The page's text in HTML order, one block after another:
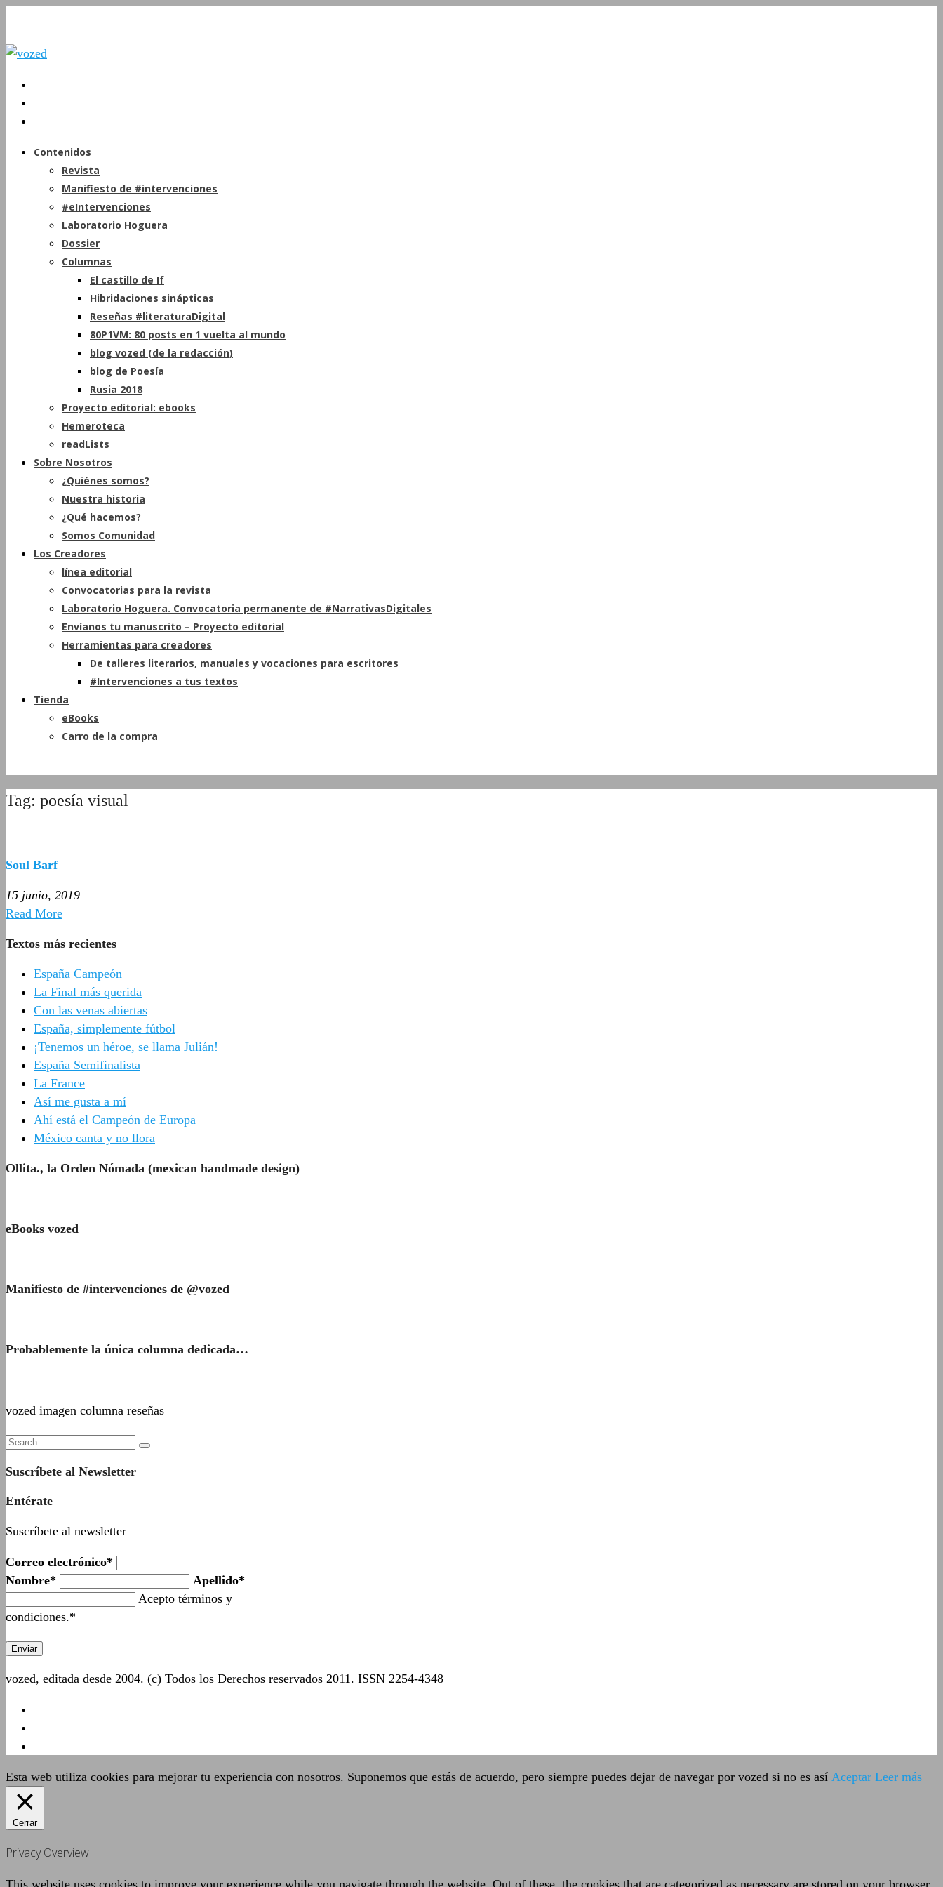
Contenidos
Revista
Manifiesto de #intervenciones
#eIntervenciones
Laboratorio Hoguera
Dossier
Columnas
El castillo de If
Hibridaciones sinápticas
Reseñas #literaturaDigital
80P1VM: 80 posts en 1 vuelta al mundo
blog vozed (de la redacción)
blog de Poesía
Rusia 2018
Proyecto editorial: ebooks
Hemeroteca
readLists
Sobre Nosotros
¿Quiénes somos?
Nuestra historia
¿Qué hacemos?
Somos Comunidad
Los Creadores
línea editorial
Convocatorias para la revista
Laboratorio Hoguera. Convocatoria permanente de #NarrativasDigitales
Envíanos tu manuscrito – Proyecto editorial
Herramientas para creadores
De talleres literarios, manuales y vocaciones para escritores
#Intervenciones a tus textos
Tienda
eBooks
Carro de la compra
Tag: poesía visual
Soul Barf
15 junio, 2019
Read More
Textos más recientes
España Campeón
La Final más querida
Con las venas abiertas
España, simplemente fútbol
¡Tenemos un héroe, se llama Julián!
España Semifinalista
La France
Así me gusta a mí
Ahí está el Campeón de Europa
México canta y no llora
Ollita., la Orden Nómada (mexican handmade design)
eBooks vozed
Manifiesto de #intervenciones de @vozed
Probablemente la única columna dedicada…
vozed imagen columna reseñas
Suscríbete al Newsletter
Entérate
Suscríbete al newsletter
Correo electrónico*
Nombre*
Apellido*
Acepto términos y
condiciones.*
vozed, editada desde 2004. (c) Todos los Derechos reservados 2011. ISSN 2254-4348
Esta web utiliza cookies para mejorar tu experiencia con nosotros. Suponemos que estás de acuerdo, pero siempre puedes dejar de navegar por vozed si no es así Aceptar Leer más
Cerrar
Privacy Overview